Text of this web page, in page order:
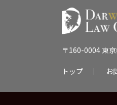
〒160-0004 東
トップ ｜ お